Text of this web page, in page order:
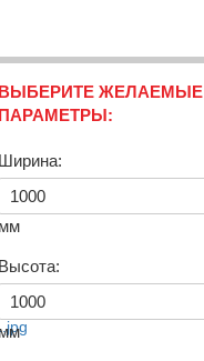
ВЫБЕРИТЕ ЖЕЛАЕМЫЕ
ПАРАМЕТРЫ:
Ширина:
мм
Высота: